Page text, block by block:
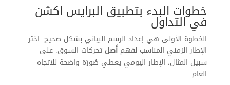
خطوات البدء بتطبيق البرايس اكشن
في التداول
الخطوة الأولى هي إعداد الرسم البياني بشكل صحيح. اختر
الإطار الزمني المناسب لفهم أَصل تحركات السوق. على
سبيل المثال، الإطار اليومي يعطي صُورَة واضحة للاتجاه
العام.